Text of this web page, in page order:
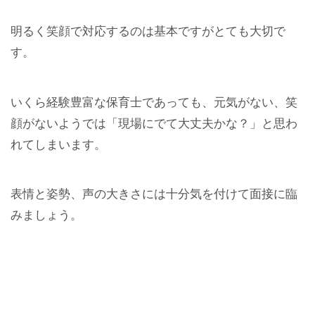
明るく笑顔で対応するのは基本ですがとても大切で
す。
いくら経験豊富な保育士であっても、元気がない、笑
顔がないようでは「現場にでて大丈夫かな？」と思わ
れてしまいます。
表情と姿勢、声の大きさには十分気を付けて面接に臨
みましょう。